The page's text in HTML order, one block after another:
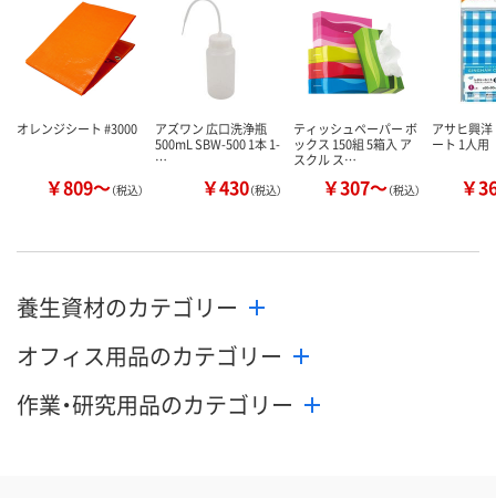
数量
カゴへ カ
オレンジシート #3000
￥809～（税込）
アズワン 広口洗浄瓶
500mL SBW-500 1本 1-
…
￥430（税込）
ティッシュペーパー ボ
ックス 150組 5箱入 ア
スクル ス…
￥307～（税込）
アサヒ興
ート 1人用
￥
養生資材のカテゴリー
オフィス用品のカテゴリー
作業・研究用品のカテゴリー